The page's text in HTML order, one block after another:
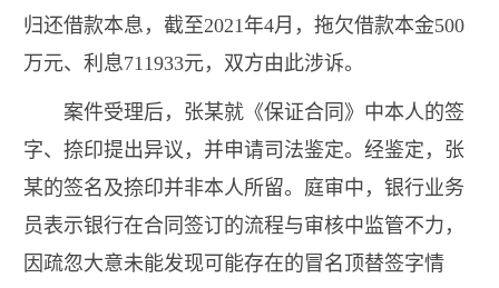
归还借款本息，截至2021年4月，拖欠借款本金500
万元、利息711933元，双方由此涉诉。
案件受理后，张某就《保证合同》中本人的签
字、捺印提出异议，并申请司法鉴定。经鉴定，张
某的签名及捺印并非本人所留。庭审中，银行业务
员表示银行在合同签订的流程与审核中监管不力，
因疏忽大意未能发现可能存在的冒名顶替签字情